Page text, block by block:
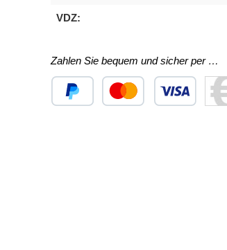
VDZ:
Zahlen Sie bequem und sicher per …